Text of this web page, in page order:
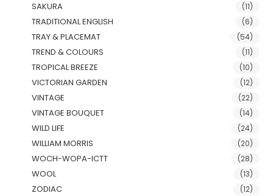
SAKURA (11)
TRADITIONAL ENGLISH (6)
TRAY & PLACEMAT (54)
TREND & COLOURS (11)
TROPICAL BREEZE (10)
VICTORIAN GARDEN (12)
VINTAGE (22)
VINTAGE BOUQUET (14)
WILD LIFE (24)
WILLIAM MORRIS (20)
WOCH-WOPA-ICTT (28)
WOOL (13)
ZODIAC (12)